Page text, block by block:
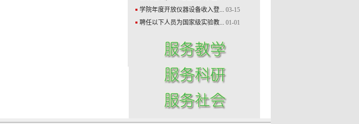
学院年度开放仪器设备收入登...
03-15
聘任以下人员为国家级实验教...
01-01